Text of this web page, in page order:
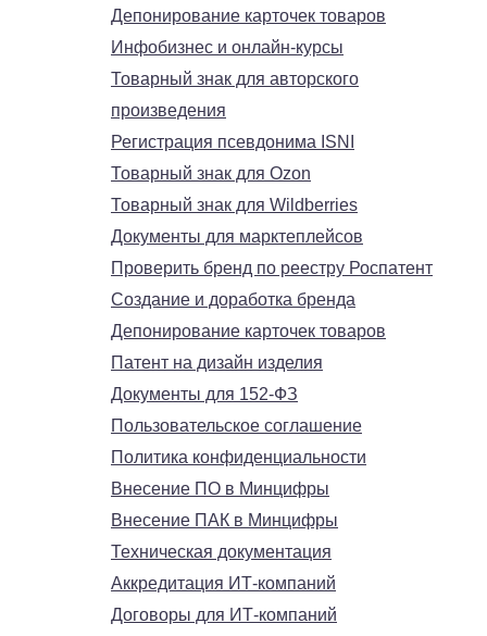
Депонирование карточек товаров
Инфобизнес и онлайн-курсы
Товарный знак для авторского
произведения
Регистрация псевдонима ISNI
Товарный знак для Ozon
Товарный знак для Wildberries
Документы для марктеплейсов
Проверить бренд по реестру Роспатент
Создание и доработка бренда
Депонирование карточек товаров
Патент на дизайн изделия
Документы для 152-ФЗ
Пользовательское соглашение
Политика конфиденциальности
Внесение ПО в Минцифры
Внесение ПАК в Минцифры
Техническая документация
Аккредитация ИТ-компаний
Договоры для ИТ-компаний